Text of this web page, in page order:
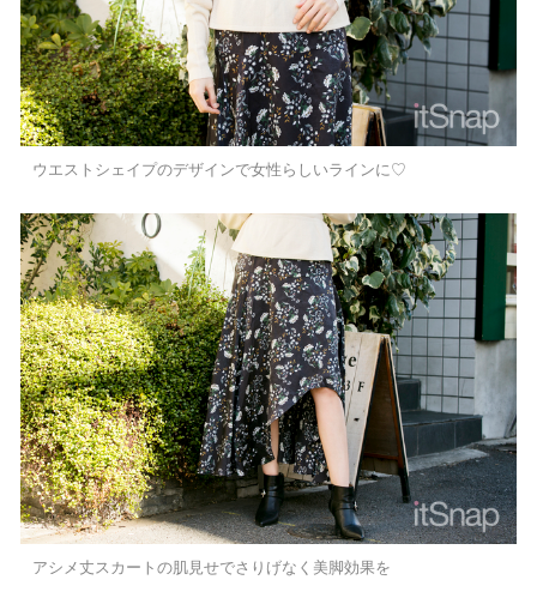
ウエストシェイプのデザインで女性らしいラインに♡
アシメ丈スカートの肌見せでさりげなく美脚効果を